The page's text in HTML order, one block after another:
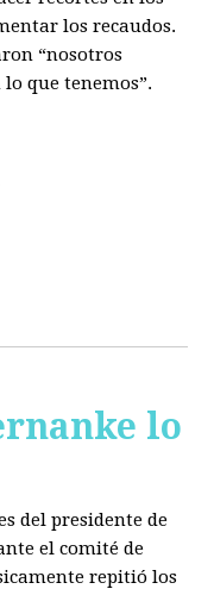
los recaudos.
“nosotros
que tenemos”.
lo
del presidente de
el comité de
repitió los